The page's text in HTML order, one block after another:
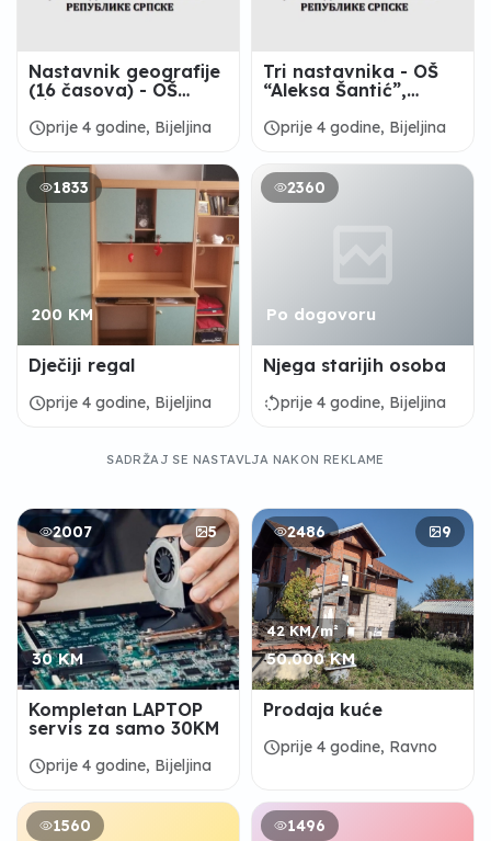
Nastavnik geografije
(16 časova) - OŠ
Glavičice
scheduleprije 4 godine, Bijeljina
Tri nastavnika - OŠ
“Aleksa Šantić”,
scheduleprije 4 godine, Bijeljina
1833
200 KM
Dječiji regal
scheduleprije 4 godine, Bijeljina
2360
Po dogovoru
Njega starijih osoba
rotate_leftprije 4 godine, Bijeljina
SADRŽAJ SE NASTAVLJA NAKON REKLAME
2007 5
30 KM
Kompletan LAPTOP
servis za samo 30KM
scheduleprije 4 godine, Bijeljina
2486 9
42 KM/m²
50.000 KM
Prodaja kuće
scheduleprije 4 godine, Ravno
1560 1496